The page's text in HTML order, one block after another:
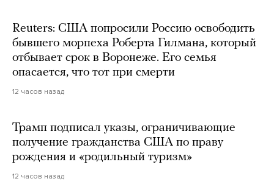
Reuters: США попросили Россию освободить
бывшего морпеха Роберта Гилмана, который
отбывает срок в Воронеже. Его семья
опасается, что тот при смерти
12 часов назад
Трамп подписал указы, ограничивающие
получение гражданства США по праву
рождения и «родильный туризм»
12 часов назад